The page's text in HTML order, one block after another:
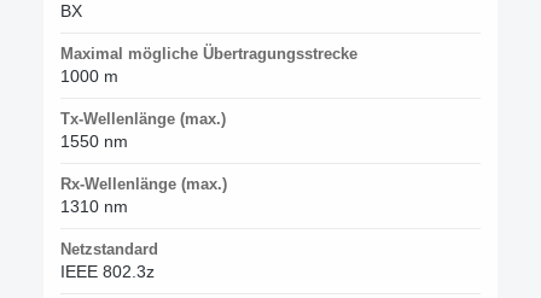
BX
Maximal mögliche Übertragungsstrecke
1000 m
Tx-Wellenlänge (max.)
1550 nm
Rx-Wellenlänge (max.)
1310 nm
Netzstandard
IEEE 802.3z